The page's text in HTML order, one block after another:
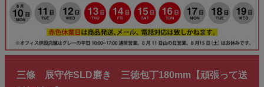
三條 辰守作SLD磨き 三徳包丁180mm【頑張って送